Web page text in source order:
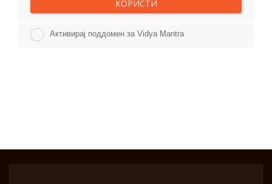
КОРИСТИ
Активирај поддомен за Vidya Mantra